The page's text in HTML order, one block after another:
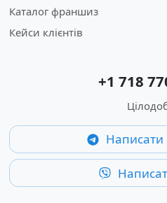
Каталог франшиз
Кейси клієнтів
+1 718
Написати